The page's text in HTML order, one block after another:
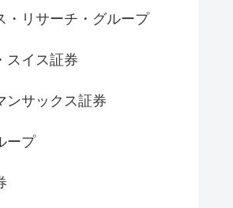
・リサーチ・グループ
スイス証券
ンサックス証券
ープ